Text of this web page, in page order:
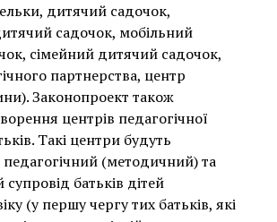
дитячий садочок,
садочок, мобільний
сімейний дитячий садочок,
партнерства, центр
Законопроект також
центрів педагогічної
Такі центри будуть
педагогічний (методичний) та
батьків дітей
(у першу чергу тих батьків, які